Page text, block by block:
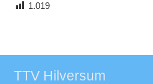
1.019
TTV Hilversum